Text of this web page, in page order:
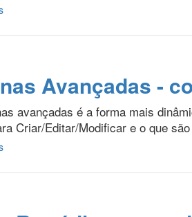
Avançadas -
avançadas é a forma mais
Criar/Editar/Modificar e o que